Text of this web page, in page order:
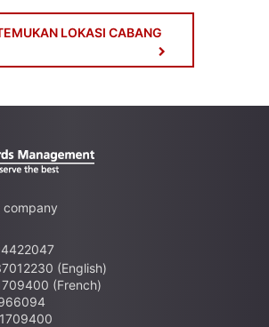
LOKASI CABANG
company
(English)
(French)